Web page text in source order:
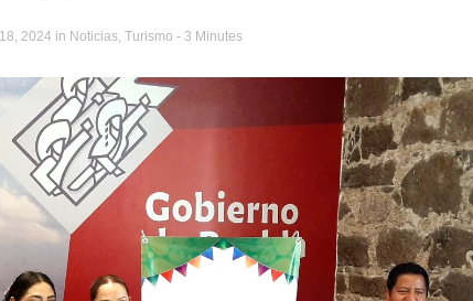
2024 in Noticias, Turismo - 3 Minutes